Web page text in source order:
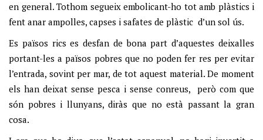
en general. Tothom segueix embolicant-ho tot amb plàstics i
fent anar ampolles, capses i safates de plàstic d’un sol ús.
Es països rics es desfan de bona part d’aquestes deixalles
portant-les a països pobres que no poden fer res per evitar
l’entrada, sovint per mar, de tot aquest material. De moment
els han deixat sense pesca i sense conreus, però com que
són pobres i llunyans, diràs que no està passant la gran
cosa.